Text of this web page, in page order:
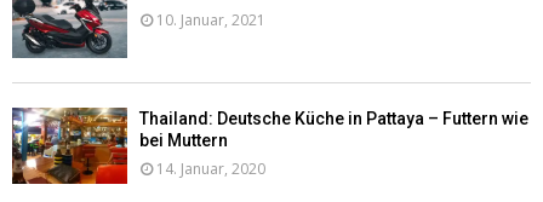
10. Januar, 2021
Thailand: Deutsche Küche in Pattaya – Futtern wie
bei Muttern
14. Januar, 2020